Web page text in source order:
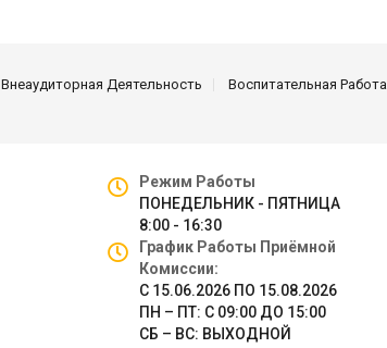
Внеаудиторная Деятельность
Воспитательная Работа
Режим Работы
ПОНЕДЕЛЬНИК - ПЯТНИЦА
8:00 - 16:30
График Работы Приёмной
Комиссии:
С 15.06.2026 ПО 15.08.2026
ПН – ПТ: С 09:00 ДО 15:00
СБ – ВС: ВЫХОДНОЙ